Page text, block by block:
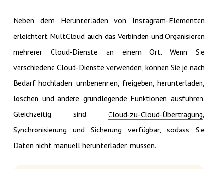
Neben dem Herunterladen von Instagram-Elementen
erleichtert MultCloud auch das Verbinden und Organisieren
mehrerer Cloud-Dienste an einem Ort. Wenn Sie
verschiedene Cloud-Dienste verwenden, können Sie je nach
Bedarf hochladen, umbenennen, freigeben, herunterladen,
löschen und andere grundlegende Funktionen ausführen.
Gleichzeitig sindCloud-zu-Cloud-Übertragung,
Synchronisierung und Sicherung verfügbar, sodass Sie
Daten nicht manuell herunterladen müssen.